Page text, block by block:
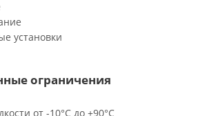
установки
ограничения
от -10°C до +90°C